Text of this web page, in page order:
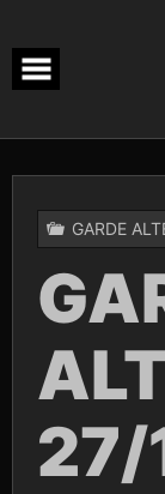
content
GARDE
27/